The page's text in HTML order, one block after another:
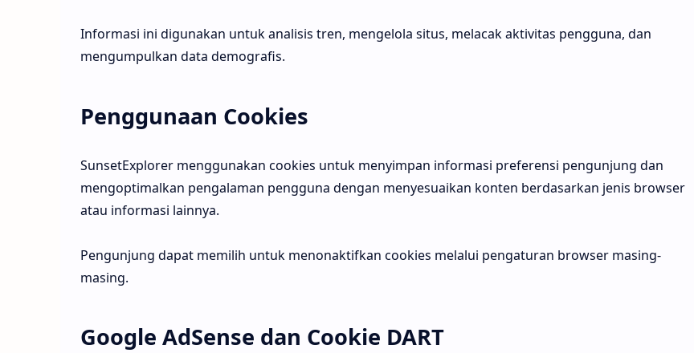
Informasi ini digunakan untuk analisis tren, mengelola situs, melacak aktivitas pengguna, dan
mengumpulkan data demografis.
Penggunaan Cookies
SunsetExplorer menggunakan cookies untuk menyimpan informasi preferensi pengunjung dan
mengoptimalkan pengalaman pengguna dengan menyesuaikan konten berdasarkan jenis browser
atau informasi lainnya.
Pengunjung dapat memilih untuk menonaktifkan cookies melalui pengaturan browser masing-
masing.
Google AdSense dan Cookie DART